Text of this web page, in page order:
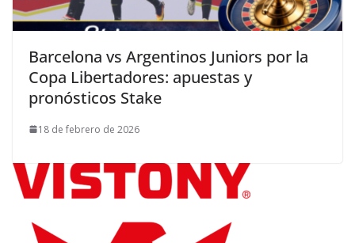
Barcelona vs Argentinos Juniors por la
Copa Libertadores: apuestas y
pronósticos Stake
18 de febrero de 2026